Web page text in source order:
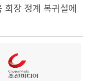
장 정계 복귀설에